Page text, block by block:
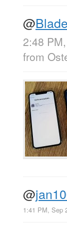
@
2:48
from
@
1:41 PM, Sep